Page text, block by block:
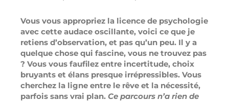
Vous vous appropriez la licence de psychologie
avec cette audace oscillante, voici ce que je
retiens d’observation, et pas qu’un peu. Il y a
quelque chose qui fascine, vous ne trouvez pas
? Vous vous faufilez entre incertitude, choix
bruyants et élans presque irrépressibles. Vous
cherchez la ligne entre le rêve et la nécessité,
parfois sans vrai plan. Ce parcours n’a rien de